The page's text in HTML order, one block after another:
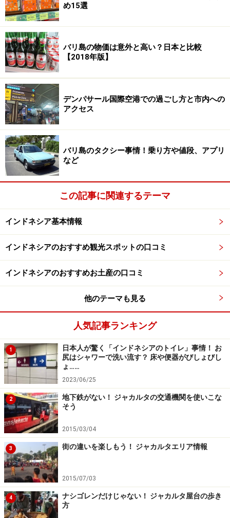
ンフレーバーの甘いものや、ビンタンゼロなどの派生ブ
ランドも展開しています。
冷やして飲もう！バリハイビール（Bali Hai
Beer）
麦芽が香るバリハイ
こちらもインドネシアでメジャーなバリハイビール。
1975年に西ジャワ州で設立された醸造所から始まり、
1993年からバリハイブランドを展開しています。また、
アサヒビールやサンミゲールなどのライセンス生産も手
がけています。苦味のなかに軽い酸味と麦芽の香りが特
徴で、後味がスッキリしています。バリハイスノーウィ
ールドビールもあります。置いてある店は少ないです
が、見つけたら是非試してみて下さい。
ライトな中にも濃さを感じる？アンカービ
ール（Anker Beer）
め15選
バリ島の物価は意外と高い？日本と比較
【2018年版】
デンパサール国際空港での過ごし方と市内への
アクセス
バリ島のタクシー事情！乗り方や値段、アプリ
など
この記事に関連するテーマ
インドネシア基本情報
インドネシアのおすすめ観光スポットの口コミ
インドネシアのおすすめお土産の口コミ
他のテーマも見る
人気記事ランキング
1
日本人が驚く「インドネシアのトイレ」事情！ お
尻はシャワーで洗い流す？ 床や便器がびしょびし
ょ……
2023/06/25
2
地下鉄がない！ ジャカルタの交通機関を使いこな
そう
2015/03/04
3 街の違いを楽しもう！ ジャカルタエリア情報
2015/07/03
4
ナシゴレンだけじゃない！ ジャカルタ屋台の歩き
方